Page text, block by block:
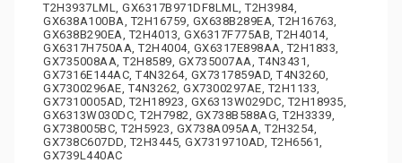
T2H3937LML, GX6317B971DF8LML, T2H3984,
GX638A100BA, T2H16759, GX638B289EA, T2H16763,
GX638B290EA, T2H4013, GX6317F775AB, T2H4014,
GX6317H750AA, T2H4004, GX6317E898AA, T2H1833,
GX735008AA, T2H8589, GX735007AA, T4N3431,
GX7316E144AC, T4N3264, GX7317859AD, T4N3260,
GX7300296AE, T4N3262, GX7300297AE, T2H1133,
GX7310005AD, T2H18923, GX6313W029DC, T2H18935,
GX6313W030DC, T2H7982, GX738B588AG, T2H3339,
GX738005BC, T2H5923, GX738A095AA, T2H3254,
GX738C607DD, T2H3445, GX7319710AD, T2H6561,
GX739L440AC